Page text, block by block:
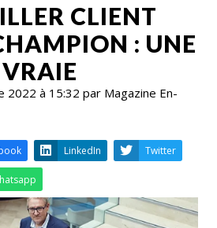
CLIENT
: UNE
2022 à 15:32 par Magazine En-